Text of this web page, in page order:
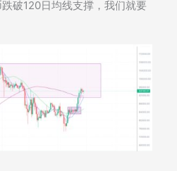
破120日均线支撑，我们就要